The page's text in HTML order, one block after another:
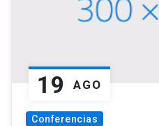
19 AGO
Conferencias